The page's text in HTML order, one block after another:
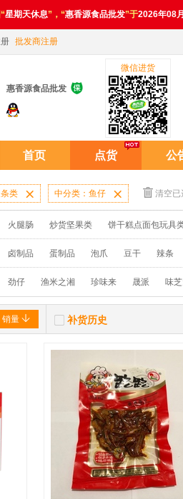
星期天休息”，“惠香源食品批发”于2026年08
批发商注册
惠香源食品批发 
微信进货
首页 点货 公
类  中分类：鱼仔  清空已
火腿肠 炒货坚果类 饼干糕点面包玩具
卤制品 蛋制品 泡爪 豆干 辣条
劲仔 渔米之湘 珍味来 晟派 味
销量   补货历史